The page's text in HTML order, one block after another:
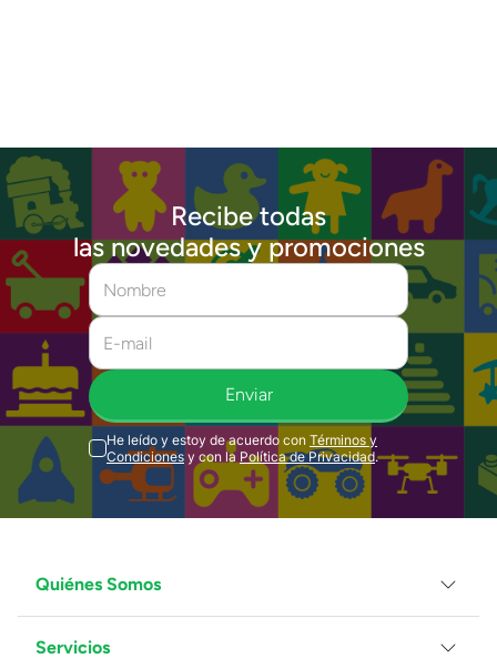
Recibe todas
las novedades y promociones
Enviar
He leído y estoy de acuerdo con Términos y
Condiciones y con la Política de Privacidad.
Quiénes Somos
Grupo Juguetron
Servicios